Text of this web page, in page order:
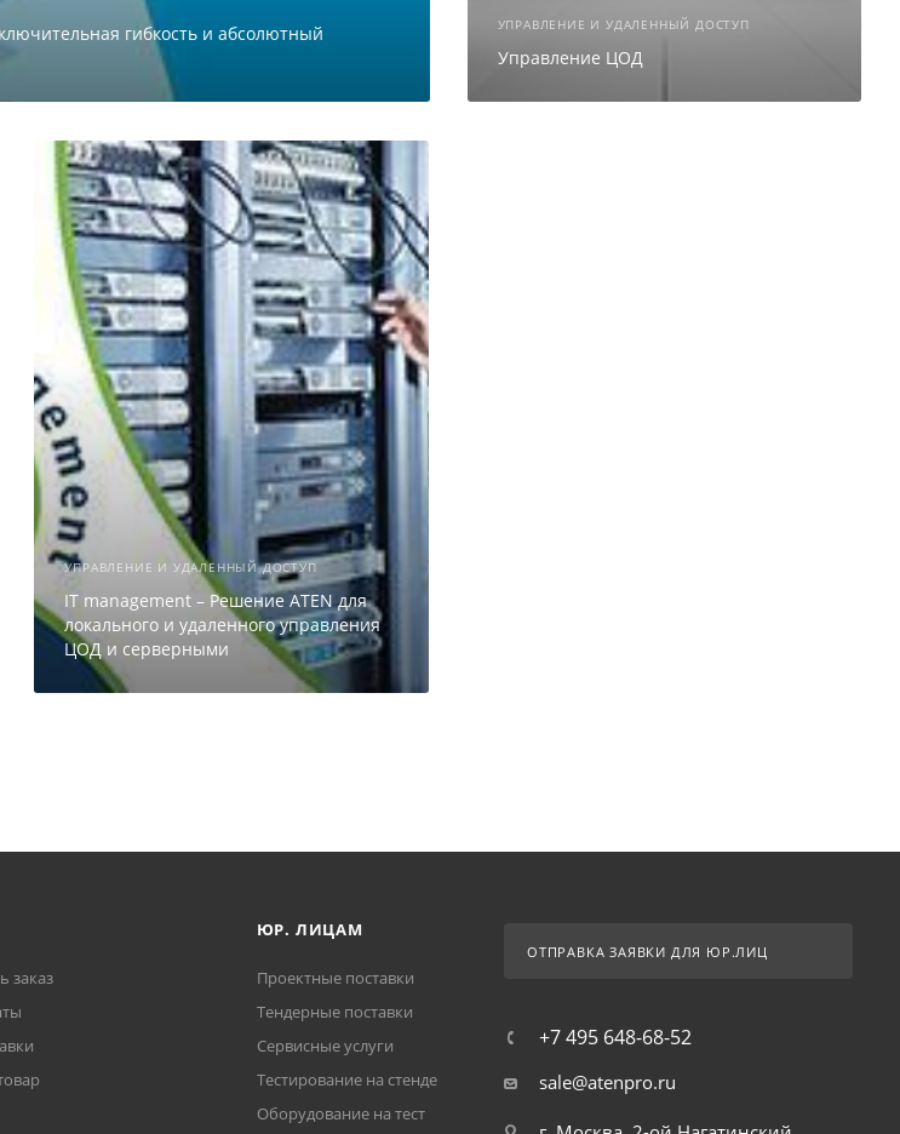
гибкость и абсолютный
УПРАВЛЕНИЕ И УДАЛЕННЫЙ ДОСТУП
Управление ЦОД
УПРАВЛЕНИЕ И УДАЛЕННЫЙ ДОСТУП
IT management – Решение ATEN для
локального и удаленного управления
ЦОД и серверными
заказ
ЮР. ЛИЦАМ
Проектные поставки
Тендерные поставки
Сервисные услуги
Тестирование на стенде
Оборудование на тест
ОТПРАВКА ЗАЯВКИ ДЛЯ ЮР.ЛИЦ
+7 495 648-68-52
sale@atenpro.ru